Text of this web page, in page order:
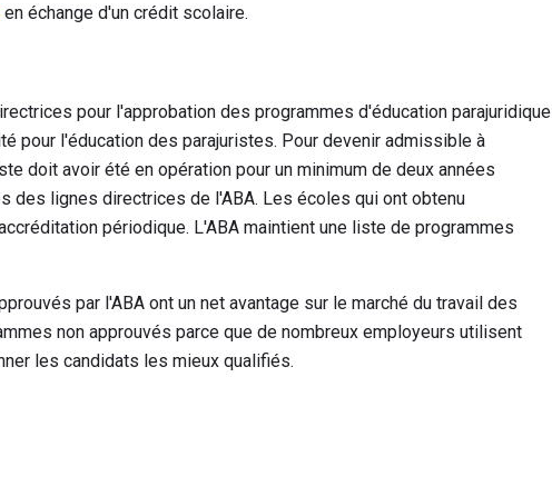
en échange d'un crédit scolaire.
pour l'approbation des programmes d'éducation parajuridique
pour l'éducation des parajuristes. Pour devenir admissible à
doit avoir été en opération pour un minimum de deux années
des lignes directrices de l'ABA. Les écoles qui ont obtenu
périodique. L'ABA maintient une liste de programmes
par l'ABA ont un net avantage sur le marché du travail des
non approuvés parce que de nombreux employeurs utilisent
les candidats les mieux qualifiés.